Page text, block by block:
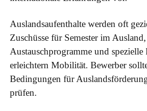
Auslandsaufenthalte werden oft
Zuschüsse für Semester im
Austauschprogramme und spezielle
erleichtern Mobilität. Bewerber
Bedingungen für
prüfen.